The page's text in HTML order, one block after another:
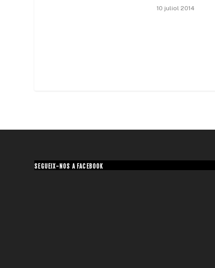
10 juliol 2014
SEGUEIX-NOS A FACEBOOK